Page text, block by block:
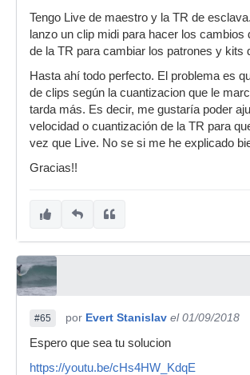
Tengo Live de maestro y la TR de
lanzo un clip midi para hacer los cambios
de la TR para cambiar los patrones y kits
Hasta ahí todo perfecto. El problema es
de clips según la cuantizacion que le
tarda más. Es decir, me gustaría poder
velocidad o cuantización de la TR para
vez que Live. No se si me he explicado
Gracias!!
#65 por Evert Stanislav el 01/09/2018
Espero que sea tu solucion
https://youtu.be/cHs4HW_KdqE